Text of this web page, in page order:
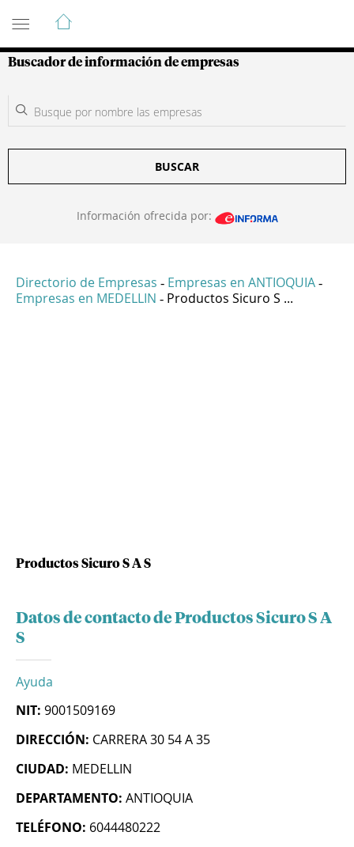
Guía de Empresas Colombianas
Buscador de información de empresas
BUSCAR
Información ofrecida por:
Directorio de Empresas - Empresas en ANTIOQUIA -
Empresas en MEDELLIN - Productos Sicuro S ...
Productos Sicuro S A S
Datos de contacto de Productos Sicuro S A
S
Ayuda
NIT: 9001509169
DIRECCIÓN: CARRERA 30 54 A 35
CIUDAD: MEDELLIN
DEPARTAMENTO: ANTIOQUIA
TELÉFONO: 6044480222